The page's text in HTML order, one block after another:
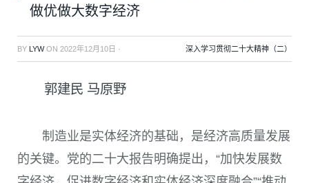
做优做大数字经济
BY LYWON 2022年12月10日 · 深入学习贯彻二十大精神（二）
郭建民 马原野
制造业是实体经济的基础，是经济高质量发展
的关键。党的二十大报告明确提出，“加快发展数